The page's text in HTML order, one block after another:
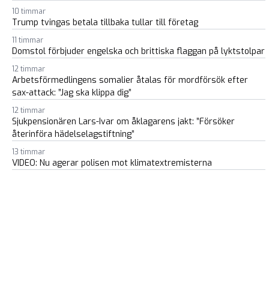
10 timmar
Trump tvingas betala tillbaka tullar till företag
11 timmar
Domstol förbjuder engelska och brittiska flaggan på lyktstolpar
12 timmar
Arbetsförmedlingens somalier åtalas för mordförsök efter
sax-attack: ”Jag ska klippa dig”
12 timmar
Sjukpensionären Lars-Ivar om åklagarens jakt: ”Försöker
återinföra hädelselagstiftning”
13 timmar
VIDEO: Nu agerar polisen mot klimatextremisterna